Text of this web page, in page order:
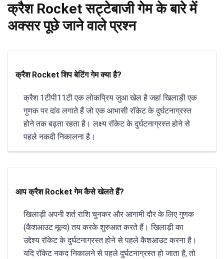
क्रैश Rocket सट्टेबाजी गेम के बारे में
अक्सर पूछे जाने वाले प्रश्न
क्रैश Rocket शिप बेटिंग गेम क्या है?
क्रैश 1टीपी11टी एक लोकप्रिय जुआ खेल है जहां खिलाड़ी एक
गुणक पर दांव लगाते हैं जो एक आभासी रॉकेट के दुर्घटनाग्रस्त
होने तक बढ़ता रहता है। लक्ष्य रॉकेट के दुर्घटनाग्रस्त होने से
पहले नकदी निकालना है।
आप क्रैश Rocket गेम कैसे खेलते हैं?
खिलाड़ी अपनी शर्त राशि चुनकर और आगामी दौर के लिए गुणक
(कैशआउट मूल्य) तय करके शुरुआत करते हैं। खिलाड़ी का
उद्देश्य रॉकेट के दुर्घटनाग्रस्त होने से पहले कैशआउट करना है।
यदि रॉकेट नकद निकालने से पहले दुर्घटनाग्रस्त हो जाता है, तो